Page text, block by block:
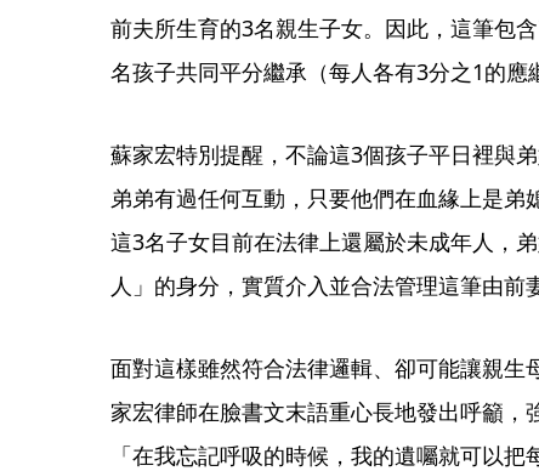
前夫所生育的3名親生子女。因此，這筆包
名孩子共同平分繼承（每人各有3分之1的應
蘇家宏特別提醒，不論這3個孩子平日裡與
弟弟有過任何互動，只要他們在血緣上是
這3名子女目前在法律上還屬於未成年人，
人」的身分，實質介入並合法管理這筆由前
面對這樣雖然符合法律邏輯、卻可能讓親生
家宏律師在臉書文末語重心長地發出呼籲，
「在我忘記呼吸的時候，我的遺囑就可以